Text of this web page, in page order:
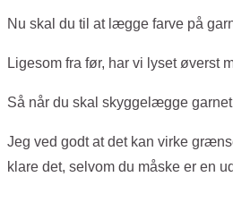
Nu skal du til at lægge farve på
Ligesom fra før, har vi lyset øverst
Så når du skal skyggelægge
Jeg ved godt at det kan virke
klare det, selvom du måske er en